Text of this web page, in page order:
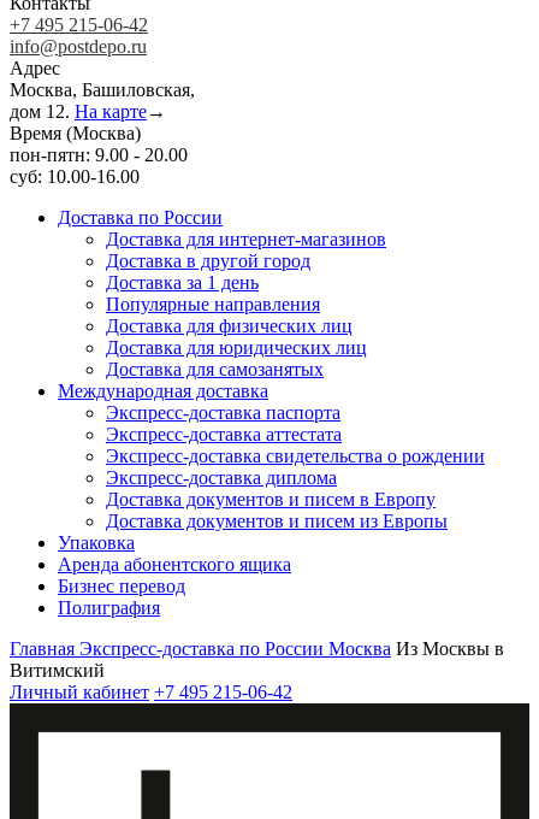
+7 495 215-06-42
info@postdepo.ru
Адрес
Москва, Башиловская,
дом 12. На карте→
Время (Москва)
пон-пятн: 9.00 - 20.00
суб: 10.00-16.00
Доставка по России
Доставка для интернет-магазинов
Доставка в другой город
Доставка за 1 день
Популярные направления
Доставка для физических лиц
Доставка для юридических лиц
Доставка для самозанятых
Международная доставка
Экспресс-доставка паспорта
Экспресс-доставка аттестата
Экспресс-доставка свидетельства о рождении
Экспресс-доставка диплома
Доставка документов и писем в Европу
Доставка документов и писем из Европы
Упаковка
Аренда абонентского ящика
Бизнес перевод
Полиграфия
Главная Экспресс-доставка по России Москва Из Москвы в
Витимский
Личный кабинет +7 495 215-06-42